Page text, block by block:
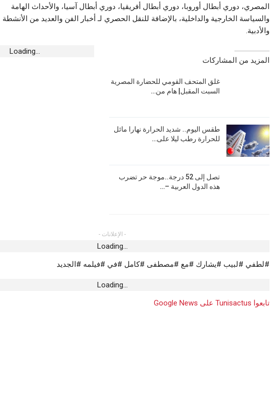
المصري، دوري أبطال أوروبا، دوري أبطال أفريقيا، دوري أبطال آسيا، والأحداث الهامة
والسياسة الخارجية والداخلية، بالإضافة للنقل الحصري لـ أخبار الفن والعديد من الأنشطة
والأدبية.
المزيد من المشاركات
غلق المتحف القومي للحضارة المصرية
السبت المقبل| هام من…
طقس اليوم.. شديد الحرارة نهارا مائل
للحرارة رطب ليلا على…
تصل إلى 52 درجة..موجة حر تضرب
هذه الدول العربية –…
Loading...
- الإعلانات -
Loading...
#لطفي #لبيب #يشارك #مع #مصطفى #كامل #في #فيلمه #الجديد
Loading...
تابعوا Tunisactus على Google News